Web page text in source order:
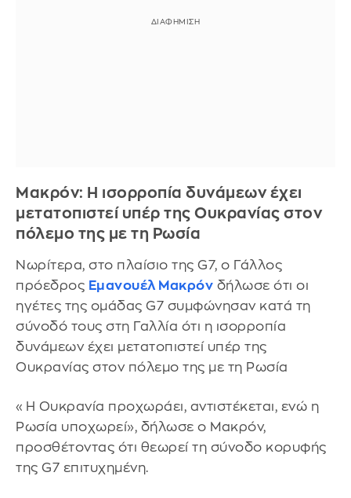
Μακρόν: Η ισορροπία δυνάμεων έχει
μετατοπιστεί υπέρ της Ουκρανίας στον
πόλεμο της με τη Ρωσία
Νωρίτερα, στο πλαίσιο της G7, ο Γάλλος
πρόεδρος Εμανουέλ Μακρόν δήλωσε ότι οι
ηγέτες της ομάδας G7 συμφώνησαν κατά τη
σύνοδό τους στη Γαλλία ότι η ισορροπία
δυνάμεων έχει μετατοπιστεί υπέρ της
Ουκρανίας στον πόλεμο της με τη Ρωσία
«Η Ουκρανία προχωράει, αντιστέκεται, ενώ η
Ρωσία υποχωρεί», δήλωσε ο Μακρόν,
προσθέτοντας ότι θεωρεί τη σύνοδο κορυφής
της G7 επιτυχημένη.